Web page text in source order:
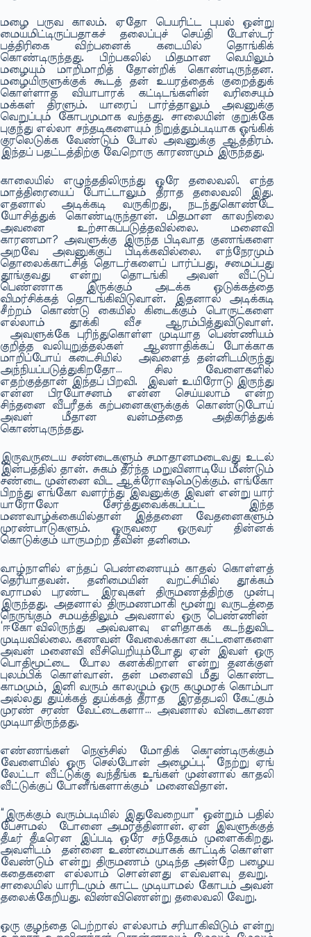
மழை பருவ காலம். ஏதோ பெயரிட்ட புயல் ஒன்று
மையமிட்டிருப்பதாகச் தலைப்புச் செய்தி போஸ்டர்
பத்திரிகை விற்பனைக் கடையில் தொங்கிக்
கொண்டிருந்தது. பிற்பகலில் மிதமான வெயிலும்
மழையும் மாறிமாறித் தோன்றிக் கொண்டிருந்தன.
மழையிருளுக்குக் கூடத் தன் உயரத்தைக் குறைத்துக்
கொள்ளாத வியாபாரக் கட்டிடங்களின் வரிசையும்
மக்கள் திரளும். யாரைப் பார்த்தாலும் அவனுக்கு
வெறுப்பும் கோபமுமாக வந்தது. சாலையின் குறுக்கே
புகுந்து எல்லா சந்தடிகளையும் நிறுத்தும்படியாக ஓங்கிக்
குரலெடுக்க வேண்டும் போல் அவனுக்கு ஆத்திரம்.
இந்தப் பதட்டத்திற்கு வேறொரு காரணமும் இருந்தது.
காலையில் எழுந்ததிலிருந்து ஒரே தலைவலி. எந்த
மாத்திரையைப் போட்டாலும் தீராத தலைவலி இது.
எதனால் அடிக்கடி வருகிறது, நடந்துகொண்டே
யோசித்துக் கொண்டிருந்தான். மிதமான காலநிலை
அவனை உற்சாகப்படுத்தவில்லை. மனைவி
காரணமா? அவளுக்கு இருந்த பிடிவாத குணங்களை
அறவே அவனுக்குப் பிடிக்கவில்லை. எந்நேரமும்
தொலைக்காட்சித் தொடர்களைப் பார்ப்பது, சமைப்பது
தூங்குவது என்று தொடங்கி அவள் வீட்டுப்
பெண்ணாக இருக்கும் அடக்க ஒடுக்கத்தை
விமர்சிக்கத் தொடங்கிவிடுவான். இதனால் அடிக்கடி
சீற்றம் கொண்டு கையில் கிடைக்கும் பொருட்களை
எல்லாம் தூக்கி வீச ஆரம்பித்துவிடுவாள்.
அவளுக்கே புரிந்துகொள்ள முடியாத பெண்ணியம்
குறித்த வலியுறுத்தல்கள் ஆணாதிக்கப் போக்காக
மாறிப்போய் கடைசியில் அவளைத் தன்னிடமிருந்து
அந்நியப்படுத்துகிறதோ… சில வேளைகளில்
எதற்குத்தான் இந்தப் பிறவி. இவள் உயிரோடு இருந்து
என்ன பிரயோசனம் என்ன செய்யலாம் என்ற
சிந்தனை வீபரீதக் கற்பனைகளுக்குக் கொண்டுபோய்
அவள் மீதான வன்மத்தை அதிகரித்துக்
கொண்டிருந்தது.
இருவருடைய சண்டைகளும் சமாதானமடைவது உடல்
இன்பத்தில் தான். சுகம் தீர்ந்த மறுவினாடியே மீண்டும்
சண்டை முன்னை விட ஆக்ரோஷமெடுக்கும். எங்கோ
பிறந்து எங்கோ வளர்ந்து இவனுக்கு இவள் என்று யார்
யாரோலோ சேர்த்துவைக்கப்பட்ட இந்த
மணவாழ்க்கையில்தான் இத்தனை வேதனைகளும்
முரண்பாடுகளும். ஒருவரை ஒருவர் தின்னக்
கொடுக்கும் யாருமற்ற தீவின் தனிமை.
வாழ்நாளில் எந்தப் பெண்ணையும் காதல் கொள்ளத்
தெரியாதவன். தனிமையின் வறட்சியில் தூக்கம்
வராமல் புரண்ட இரவுகள் திருமணத்திற்கு முன்பு
இருந்தது. அதனால் திருமணமாகி மூன்று வருடத்தை
நெருங்கும் சமயத்திலும் அவனால் ஒரு பெண்ணின்
‘ஈகோ’விலிருந்து அவ்வளவு எளிதாகக் கடந்துவிட
முடியவில்லை. கணவன் வேலைக்கான கட்டளைகளை
அவன் மனைவி வீசியெறியும்போது ஏன் இவள் ஒரு
பொதிமூட்டை போல கனக்கிறாள் என்று தனக்குள்
புலம்பிக் கொள்வான். தன் மனைவி மீது கொண்ட
காமமும், இனி வரும் காலமும் ஒரு கழுமரக் கொம்பா
அல்லது துய்க்கத் துய்க்கத் தீராத இரத்தபலி கேட்கும்
முரண் சரண் வேட்டைகளா… அவனால் விடைகாண
முடியாதிருந்தது.
எண்ணங்கள் நெஞ்சில் மோதிக் கொண்டிருக்கும்
வேளையில் ஒரு செல்போன் அழைப்பு.“ நேற்று ஏங்
லேட்டா வீட்டுக்கு வந்தீங்க உங்கள் முன்னால் காதலி
வீட்டுக்குப் போனீங்களாக்கும்” மனைவிதான்.
“இருக்கும் வரும்படியில் இதுவேறையா” ஒன்றும் பதில்
பேசாமல் போனை அமர்த்தினான். ஏன் இவளுக்குத்
தீடீர் தீடீரென இப்படி ஒரே சந்தேகம் முளைக்கிறது.
அவளிடம் தன்னை உண்மையாகக் காட்டிக் கொள்ள
வேண்டும் என்று திருமணம் முடிந்த அன்றே பழைய
கதைகளை எல்லாம் சொன்னது எவ்வளவு தவறு.
சாலையில் யாரிடமும் காட்ட முடியாமல் கோபம் அவன்
தலைக்கேறியது. விண்விணென்று தலைவலி வேறு.
ஒரு குழந்தை பெற்றால் எல்லாம் சரியாகிவிடும் என்று